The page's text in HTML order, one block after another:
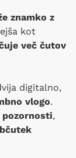
znamko z
kot
več čutov
digitalno,
vlogo.
pozornosti,